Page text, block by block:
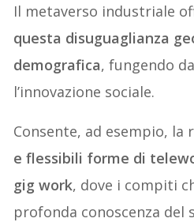
Il metaverso industriale
questa disuguaglianza
demografica, fungendo
l’innovazione sociale.
Consente, ad esempio, la
e flessibili forme di
gig work, dove i compiti
profonda conoscenza del